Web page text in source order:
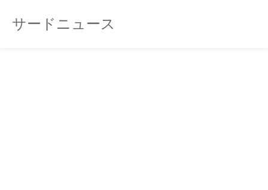
サードニュース